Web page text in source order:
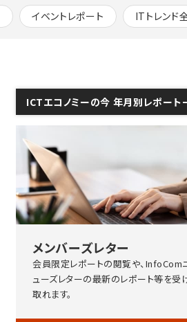
イベントレポート ITトレンド
ICTエコノミーの今 年月別レポート
メンバーズレター
会員限定レポートの閲覧や、InfoCom
ューズレターの最新のレポート等を受
取れます。